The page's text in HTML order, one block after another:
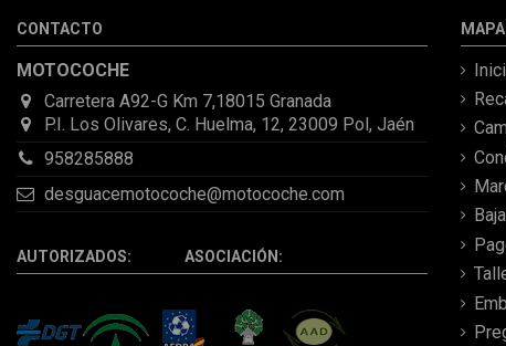
CONTACTO
MOTOCOCHE
Carretera A92-G Km 7,18015 Granada
P.I. Los Olivares, C. Huelma, 12, 23009 Pol, Jaén
958285888
desguacemotocoche@motocoche.com
AUTORIZADOS: ASOCIACIÓN: